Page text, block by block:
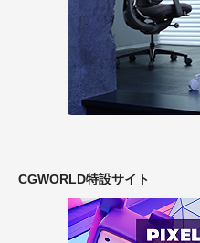
CGWORLD特設サイト